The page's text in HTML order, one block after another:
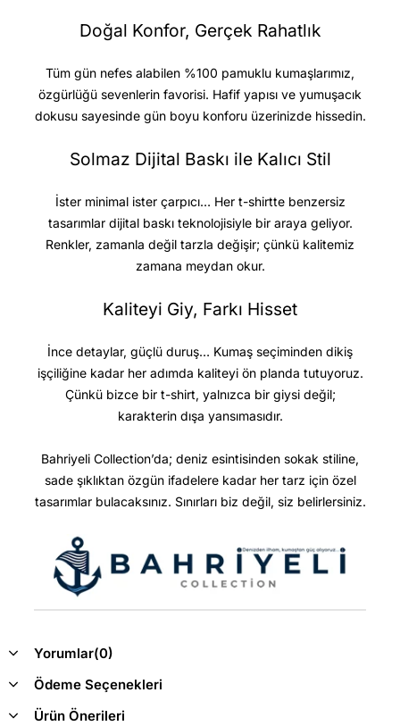
Doğal Konfor, Gerçek Rahatlık
Tüm gün nefes alabilen %100 pamuklu kumaşlarımız,
özgürlüğü sevenlerin favorisi. Hafif yapısı ve yumuşacık
dokusu sayesinde gün boyu konforu üzerinizde hissedin.
Solmaz Dijital Baskı ile Kalıcı Stil
İster minimal ister çarpıcı… Her t-shirtte benzersiz
tasarımlar dijital baskı teknolojisiyle bir araya geliyor.
Renkler, zamanla değil tarzla değişir; çünkü kalitemiz
zamana meydan okur.
Kaliteyi Giy, Farkı Hisset
İnce detaylar, güçlü duruş… Kumaş seçiminden dikiş
işçiliğine kadar her adımda kaliteyi ön planda tutuyoruz.
Çünkü bizce bir t-shirt, yalnızca bir giysi değil;
karakterin dışa yansımasıdır.
Bahriyeli Collection’da; deniz esintisinden sokak stiline,
sade şıklıktan özgün ifadelere kadar her tarz için özel
tasarımlar bulacaksınız. Sınırları biz değil, siz belirlersiniz.
Yorumlar(0)
Ödeme Seçenekleri
Ürün Önerileri